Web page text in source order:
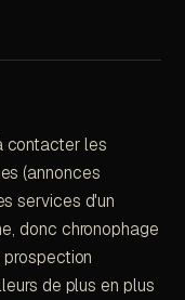
contacter les
(annonces
services d'un
donc chronophage
de plus en plus